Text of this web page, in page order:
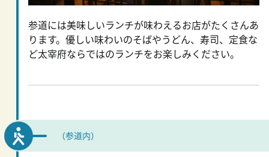
参道には美味しいランチが味わえるお店がたくさんあ
ります。優しい味わいのそばやうどん、寿司、定食な
ど太宰府ならではのランチをお楽しみください。
（参道内）